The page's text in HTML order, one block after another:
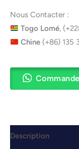
Nous Contacter :
Togo Lomé,
Chine (+86) 135
Description